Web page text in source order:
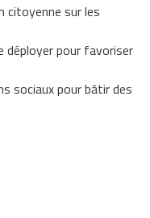
citoyenne sur les
déployer pour favoriser
sociaux pour bâtir des